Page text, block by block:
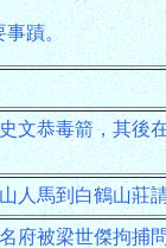
事蹟。
文恭毒箭，其後
人馬到白鶴山莊
府被梁世傑拘捕